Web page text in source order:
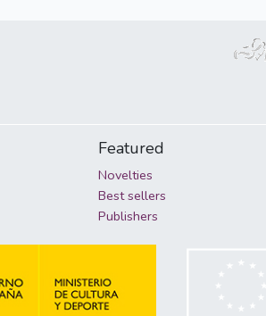
Featured
Novelties
Best sellers
Publishers